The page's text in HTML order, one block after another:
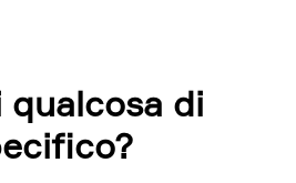
qualcosa di